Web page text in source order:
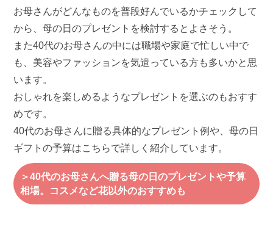
お母さんがどんなものを普段好んでいるかチェックして
から、母の日のプレゼントを検討するとよさそう。
また40代のお母さんの中には職場や家庭で忙しい中で
も、美容やファッションを気遣っている方も多いかと思
います。
おしゃれを楽しめるようなプレゼントを選ぶのもおすす
めです。
40代のお母さんに贈る具体的なプレゼント例や、母の日
ギフトの予算はこちらで詳しく紹介しています。
＞40代のお母さんへ贈る母の日のプレゼントや予算
相場。コスメなど花以外のおすすめも